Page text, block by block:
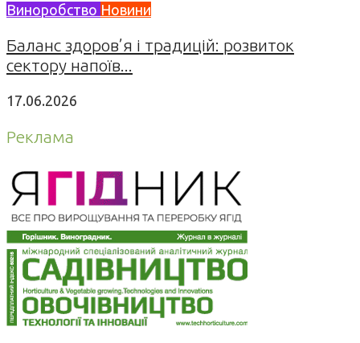
Виноробство Новини
Баланс здоров’я і традицій: розвиток
сектору напоїв...
17.06.2026
Реклама